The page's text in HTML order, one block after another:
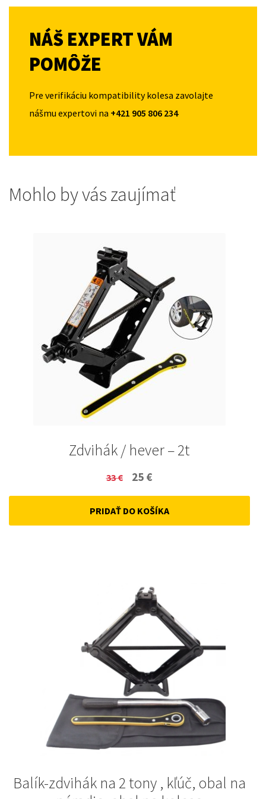
NÁŠ EXPERT VÁM
POMÔŽE
Pre verifikáciu kompatibility kolesa zavolajte
nášmu expertovi na +421 905 806 234
Mohlo by vás zaujímať
Zdvihák / hever – 2t
33€
Original
price
was:
25 €
price
is:
PRIDAŤ DO KOŠÍKA
Balík-zdvihák na 2 tony , kľúč, obal na